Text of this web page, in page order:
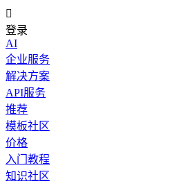

登录
AI
企业服务
解决方案
API服务
推荐
模板社区
价格
入门教程
知识社区